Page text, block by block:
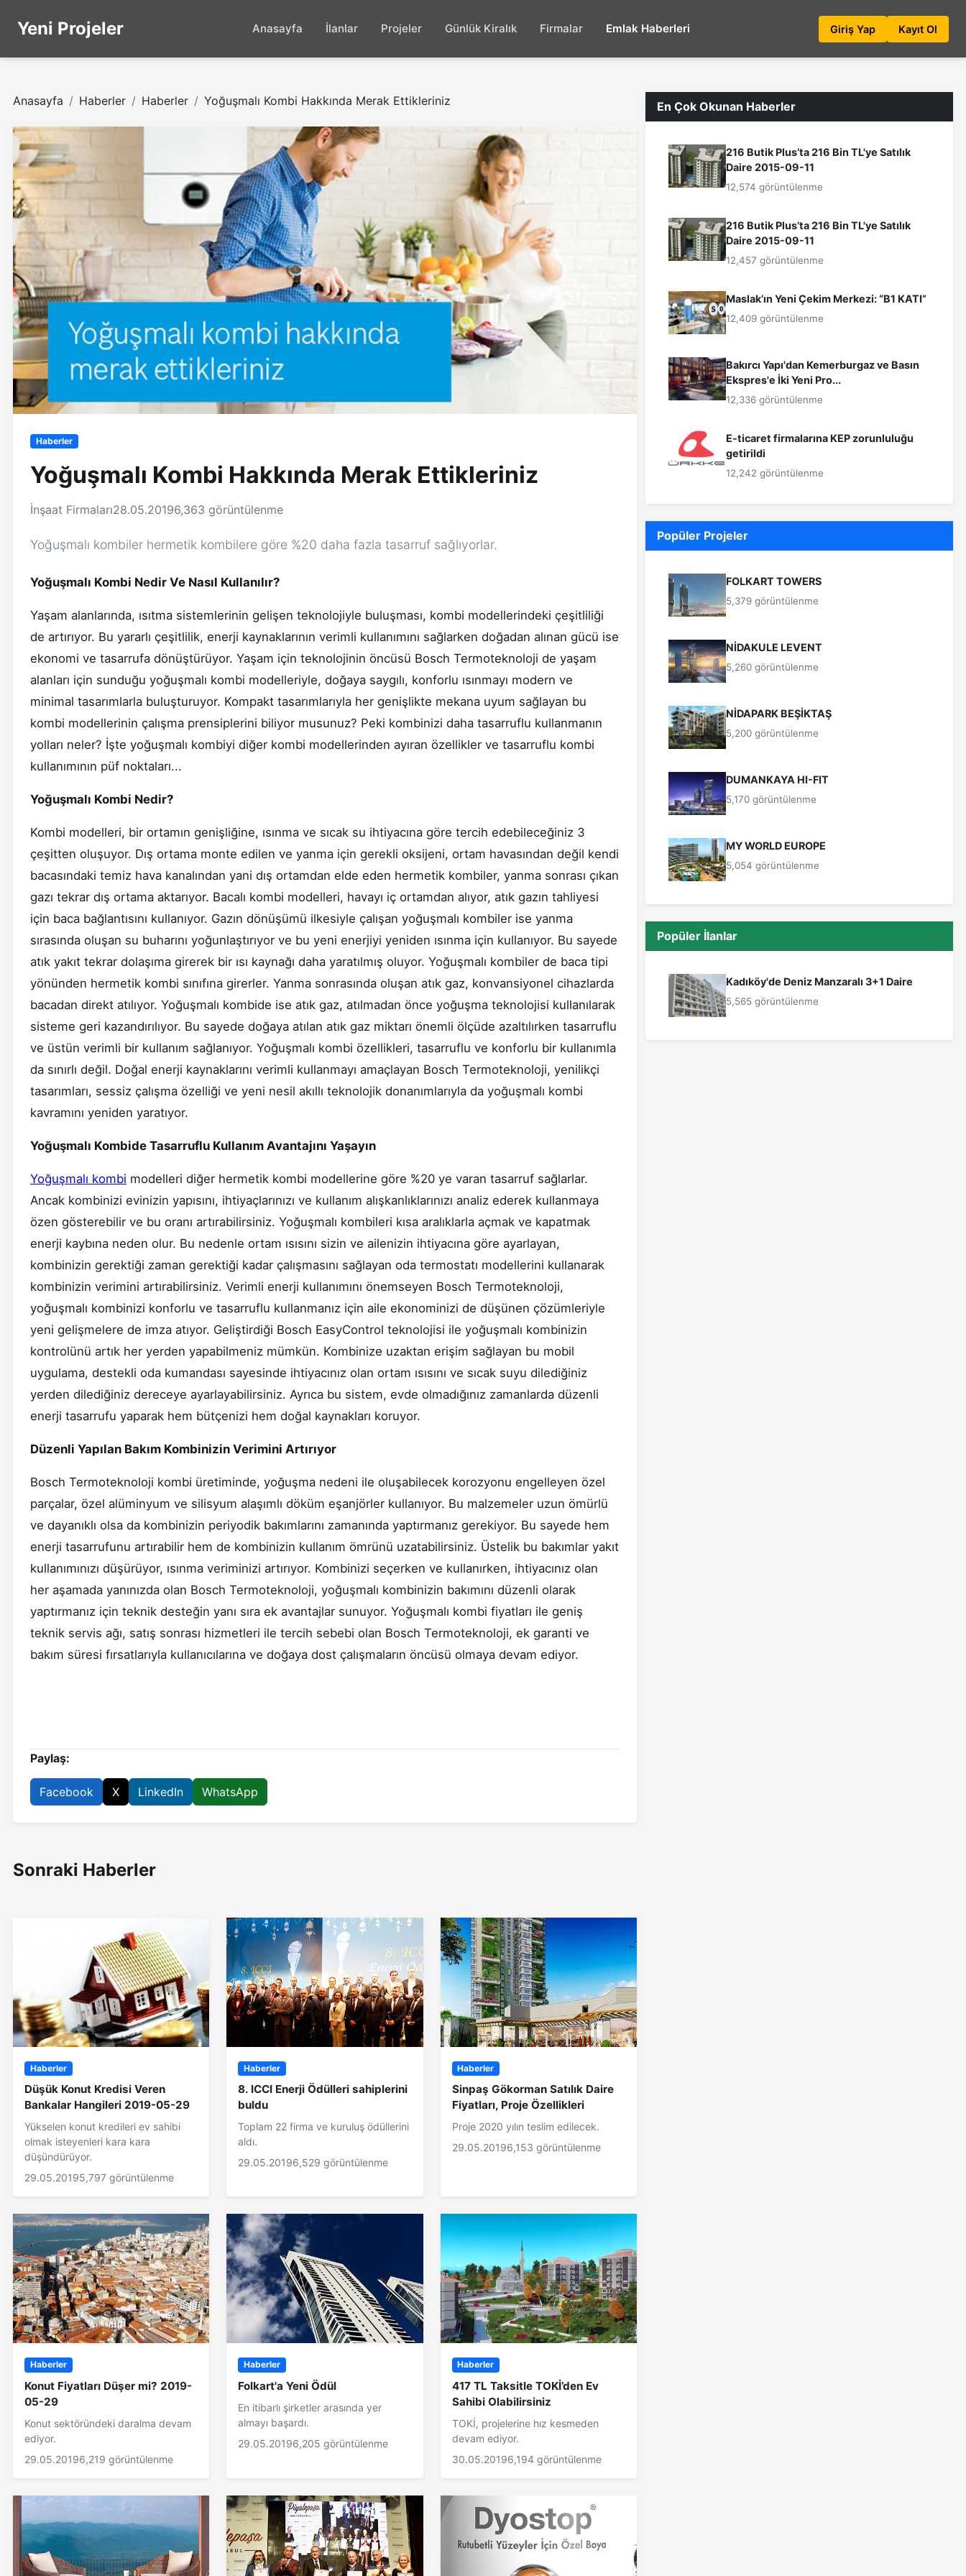
Yeni Projeler Anasayfa İlanlar Projeler Günlük Kiralık Firmalar Emlak Haberleri Giriş Yap Kayıt Ol
Anasayfa Haberler Haberler Yoğuşmalı Kombi Hakkında Merak Ettikleriniz
Haberler
Yoğuşmalı Kombi Hakkında Merak Ettikleriniz
İnşaat Firmaları28.05.20196,363 görüntülenme
Yoğuşmalı kombiler hermetik kombilere göre %20 daha fazla tasarruf sağlıyorlar.
Yoğuşmalı Kombi Nedir Ve Nasıl Kullanılır?
Yaşam alanlarında, ısıtma sistemlerinin gelişen teknolojiyle buluşması, kombi modellerindeki çeşitliliği
de artırıyor. Bu yararlı çeşitlilik, enerji kaynaklarının verimli kullanımını sağlarken doğadan alınan gücü ise
ekonomi ve tasarrufa dönüştürüyor. Yaşam için teknolojinin öncüsü Bosch Termoteknoloji de yaşam
alanları için sunduğu yoğuşmalı kombi modelleriyle, doğaya saygılı, konforlu ısınmayı modern ve
minimal tasarımlarla buluşturuyor. Kompakt tasarımlarıyla her genişlikte mekana uyum sağlayan bu
kombi modellerinin çalışma prensiplerini biliyor musunuz? Peki kombinizi daha tasarruflu kullanmanın
yolları neler? İşte yoğuşmalı kombiyi diğer kombi modellerinden ayıran özellikler ve tasarruflu kombi
kullanımının püf noktaları...
Yoğuşmalı Kombi Nedir?
Kombi modelleri, bir ortamın genişliğine, ısınma ve sıcak su ihtiyacına göre tercih edebileceğiniz 3
çeşitten oluşuyor. Dış ortama monte edilen ve yanma için gerekli oksijeni, ortam havasından değil kendi
bacasındaki temiz hava kanalından yani dış ortamdan elde eden hermetik kombiler, yanma sonrası çıkan
gazı tekrar dış ortama aktarıyor. Bacalı kombi modelleri, havayı iç ortamdan alıyor, atık gazın tahliyesi
için baca bağlantısını kullanıyor. Gazın dönüşümü ilkesiyle çalışan yoğuşmalı kombiler ise yanma
sırasında oluşan su buharını yoğunlaştırıyor ve bu yeni enerjiyi yeniden ısınma için kullanıyor. Bu sayede
atık yakıt tekrar dolaşıma girerek bir ısı kaynağı daha yaratılmış oluyor. Yoğuşmalı kombiler de baca tipi
yönünden hermetik kombi sınıfına girerler. Yanma sonrasında oluşan atık gaz, konvansiyonel cihazlarda
bacadan direkt atılıyor. Yoğuşmalı kombide ise atık gaz, atılmadan önce yoğuşma teknolojisi kullanılarak
sisteme geri kazandırılıyor. Bu sayede doğaya atılan atık gaz miktarı önemli ölçüde azaltılırken tasarruflu
ve üstün verimli bir kullanım sağlanıyor. Yoğuşmalı kombi özellikleri, tasarruflu ve konforlu bir kullanımla
da sınırlı değil. Doğal enerji kaynaklarını verimli kullanmayı amaçlayan Bosch Termoteknoloji, yenilikçi
tasarımları, sessiz çalışma özelliği ve yeni nesil akıllı teknolojik donanımlarıyla da yoğuşmalı kombi
kavramını yeniden yaratıyor.
Yoğuşmalı Kombide Tasarruflu Kullanım Avantajını Yaşayın
Yoğuşmalı kombi modelleri diğer hermetik kombi modellerine göre %20 ye varan tasarruf sağlarlar.
Ancak kombinizi evinizin yapısını, ihtiyaçlarınızı ve kullanım alışkanlıklarınızı analiz ederek kullanmaya
özen gösterebilir ve bu oranı artırabilirsiniz. Yoğuşmalı kombileri kısa aralıklarla açmak ve kapatmak
enerji kaybına neden olur. Bu nedenle ortam ısısını sizin ve ailenizin ihtiyacına göre ayarlayan,
kombinizin gerektiği zaman gerektiği kadar çalışmasını sağlayan oda termostatı modellerini kullanarak
kombinizin verimini artırabilirsiniz. Verimli enerji kullanımını önemseyen Bosch Termoteknoloji,
yoğuşmalı kombinizi konforlu ve tasarruflu kullanmanız için aile ekonominizi de düşünen çözümleriyle
yeni gelişmelere de imza atıyor. Geliştirdiği Bosch EasyControl teknolojisi ile yoğuşmalı kombinizin
kontrolünü artık her yerden yapabilmeniz mümkün. Kombinize uzaktan erişim sağlayan bu mobil
uygulama, destekli oda kumandası sayesinde ihtiyacınız olan ortam ısısını ve sıcak suyu dilediğiniz
yerden dilediğiniz dereceye ayarlayabilirsiniz. Ayrıca bu sistem, evde olmadığınız zamanlarda düzenli
enerji tasarrufu yaparak hem bütçenizi hem doğal kaynakları koruyor.
Düzenli Yapılan Bakım Kombinizin Verimini Artırıyor
Bosch Termoteknoloji kombi üretiminde, yoğuşma nedeni ile oluşabilecek korozyonu engelleyen özel
parçalar, özel alüminyum ve silisyum alaşımlı döküm eşanjörler kullanıyor. Bu malzemeler uzun ömürlü
ve dayanıklı olsa da kombinizin periyodik bakımlarını zamanında yaptırmanız gerekiyor. Bu sayede hem
enerji tasarrufunu artırabilir hem de kombinizin kullanım ömrünü uzatabilirsiniz. Üstelik bu bakımlar yakıt
kullanımınızı düşürüyor, ısınma veriminizi artırıyor. Kombinizi seçerken ve kullanırken, ihtiyacınız olan
her aşamada yanınızda olan Bosch Termoteknoloji, yoğuşmalı kombinizin bakımını düzenli olarak
yaptırmanız için teknik desteğin yanı sıra ek avantajlar sunuyor. Yoğuşmalı kombi fiyatları ile geniş
teknik servis ağı, satış sonrası hizmetleri ile tercih sebebi olan Bosch Termoteknoloji, ek garanti ve
bakım süresi fırsatlarıyla kullanıcılarına ve doğaya dost çalışmaların öncüsü olmaya devam ediyor.
Paylaş:
Facebook X LinkedIn WhatsApp
Sonraki Haberler
Haberler
Düşük Konut Kredisi Veren
Bankalar Hangileri 2019-05-29
Yükselen konut kredileri ev sahibi
olmak isteyenleri kara kara
düşündürüyor.
29.05.20195,797 görüntülenme
Haberler
8. ICCI Enerji Ödülleri sahiplerini
buldu
Toplam 22 firma ve kuruluş ödüllerini
aldı.
29.05.20196,529 görüntülenme
Haberler
Sinpaş Gökorman Satılık Daire
Fiyatları, Proje Özellikleri
Proje 2020 yılın teslim edilecek.
29.05.20196,153 görüntülenme
Haberler
Konut Fiyatları Düşer mi? 2019-
05-29
Konut sektöründeki daralma devam
ediyor.
29.05.20196,219 görüntülenme
Haberler
Folkart'a Yeni Ödül
En itibarlı şirketler arasında yer
almayı başardı.
29.05.20196,205 görüntülenme
Haberler
417 TL Taksitle TOKİ’den Ev
Sahibi Olabilirsiniz
TOKİ, projelerine hız kesmeden
devam ediyor.
30.05.20196,194 görüntülenme
En Çok Okunan Haberler
216 Butik Plus’ta 216 Bin TL'ye Satılık
Daire 2015-09-11
12,574 görüntülenme
216 Butik Plus’ta 216 Bin TL'ye Satılık
Daire 2015-09-11
12,457 görüntülenme
Maslak’ın Yeni Çekim Merkezi: “B1 KATI”
12,409 görüntülenme
Bakırcı Yapı'dan Kemerburgaz ve Basın
Ekspres'e İki Yeni Pro...
12,336 görüntülenme
E-ticaret firmalarına KEP zorunluluğu
getirildi
12,242 görüntülenme
Popüler Projeler
FOLKART TOWERS
5,379 görüntülenme
NİDAKULE LEVENT
5,260 görüntülenme
NİDAPARK BEŞİKTAŞ
5,200 görüntülenme
DUMANKAYA HI-FIT
5,170 görüntülenme
MY WORLD EUROPE
5,054 görüntülenme
Popüler İlanlar
Kadıköy'de Deniz Manzaralı 3+1 Daire
5,565 görüntülenme